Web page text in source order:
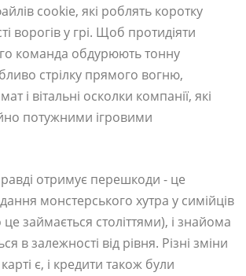
cookie, які роблять коротку
ворогів у грі. Щоб протидіяти
команда обдурюють тонну
стрілку прямого вогню,
і вітальні осколки компанії, які
потужними ігровими
отримує перешкоди - це
монстерського хутра у симійців
займається століттями), і знайома
в залежності від рівня. Різні зміни
є, і кредити також були